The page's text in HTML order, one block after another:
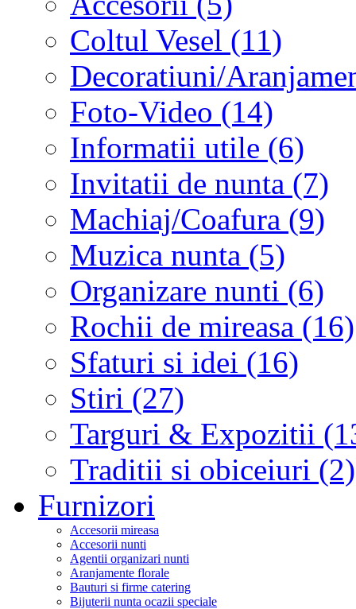
Coltul Vesel (11)
Decoratiuni/
Foto-Video (14)
Informatii utile (6)
Invitatii de nunta (7)
Machiaj/Coafura (9)
Muzica nunta (5)
Organizare nunti (6)
Rochii de mireasa (16)
Sfaturi si idei (16)
Stiri (27)
Targuri & Expozitii
Traditii si obiceiuri (2)
Furnizori
Accesorii mireasa
Accesorii nunti
Agentii organizari nunti
Aranjamente florale
Bauturi si firme catering
Bijuterii nunta ocazii speciale